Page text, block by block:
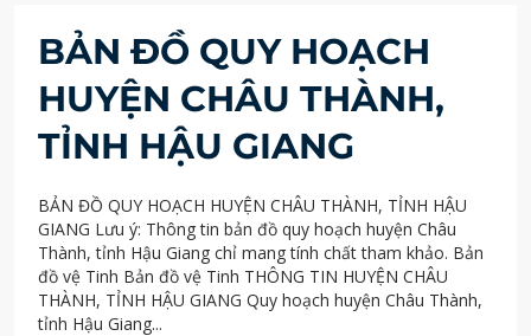
BẢN ĐỒ QUY HOẠCH
HUYỆN CHÂU THÀNH,
TỈNH HẬU GIANG
BẢN ĐỒ QUY HOẠCH HUYỆN CHÂU THÀNH, TỈNH HẬU
GIANG Lưu ý: Thông tin bản đồ quy hoạch huyện Châu
Thành, tỉnh Hậu Giang chỉ mang tính chất tham khảo. Bản
đồ vệ Tinh Bản đồ vệ Tinh THÔNG TIN HUYỆN CHÂU
THÀNH, TỈNH HẬU GIANG Quy hoạch huyện Châu Thành,
tỉnh Hậu Giang...